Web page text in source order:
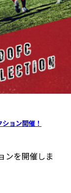
ョン開催！
ンを開催しま